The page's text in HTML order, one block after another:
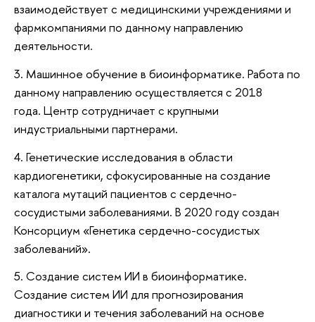
взаимодействует с медицинскими учреждениями и
фармкомпаниями по данному направлению
деятельности.
3. Машинное обучение в биоинформатике. Работа по
данному направлению осуществляется с 2018
года. Центр сотрудничает с крупными
индустриальными партнерами.
4. Генетические исследования в области
кардиогенетики, сфокусированные на создание
каталога мутаций пациентов с сердечно-
сосудистыми заболеваниями. В 2020 году создан
Консорциум «Генетика сердечно-сосудистых
заболеваний».
5. Создание систем ИИ в биоинформатике.
Создание систем ИИ для прогнозирования
диагностики и течения заболеваний на основе